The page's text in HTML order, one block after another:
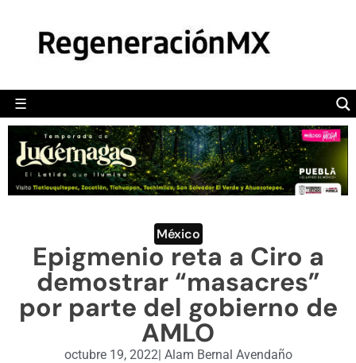
☰
POLÍTICA
CAMALEÓN
OPINIÓN
DEPORTES
ENGLISH SECTION
VIDEOS
México
Epigmenio reta a Ciro a
demostrar “masacres”
por parte del gobierno de
AMLO
octubre 19, 2022| Alam Bernal Avendaño